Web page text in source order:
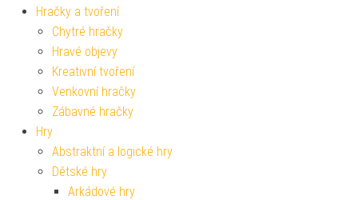
Hračky a tvoření
Chytré hračky
Hravé objevy
Kreativní tvoření
Venkovní hračky
Zábavné hračky
Hry
Abstraktní a logické hry
Dětské hry
Arkádové hry